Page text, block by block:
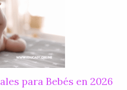
para Bebés en 2026